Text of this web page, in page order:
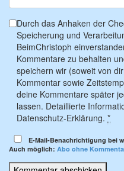
Durch das Anhaken der
Speicherung und
BeimChristoph
Kommentare zu behalten
speichern wir (soweit von
Kommentar sowie
deine Kommentare später
lassen. Detaillierte
Datenschutz-Erklärung. *
E-Mail-Benachrichtigung bei
Auch möglich: Abo ohne